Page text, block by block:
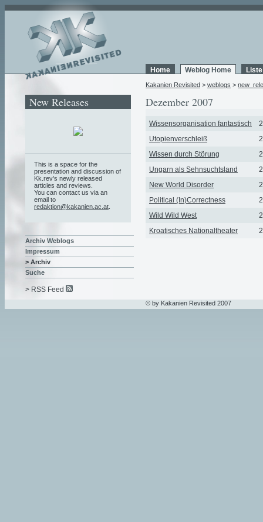
Home Weblog Home
Kakanien Revisited > weblogs >
Dezember 2007
Wissensorganisation fantastisch
Utopienverschleiß
Wissen durch Störung
Ungarn als Sehnsuchtsland
New World Disorder
Political (In)Correctness
Wild Wild West
Kroatisches Nationaltheater
New Releases
This is a space for the
presentation and discussion of
Kk.rev's newly released
articles and reviews.
You can contact us via an
email to
redaktion@kakanien.ac.at
Archiv Weblogs
Impressum
> Archiv
Suche
> RSS Feed
© by Kakanien Revisited 2007